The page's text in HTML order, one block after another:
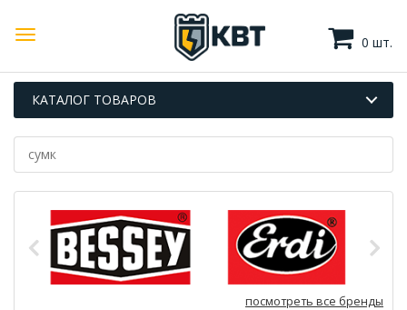
0 шт.
КАТАЛОГ ТОВАРОВ
посмотреть все бренды